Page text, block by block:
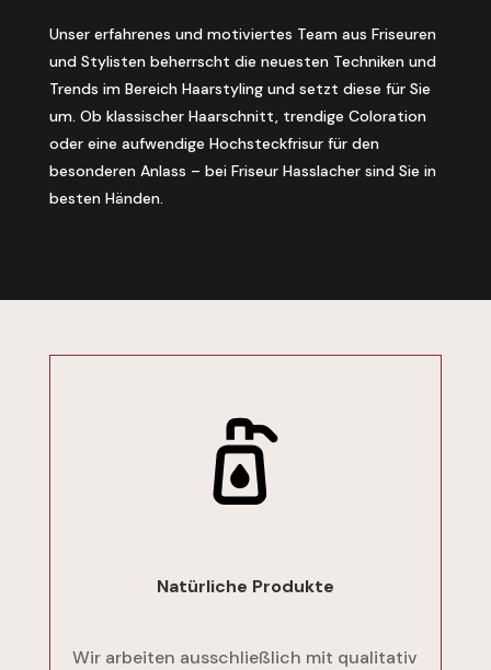
Unser erfahrenes und motiviertes Team aus Friseuren
und Stylisten beherrscht die neuesten Techniken und
Trends im Bereich Haarstyling und setzt diese für Sie
um. Ob klassischer Haarschnitt, trendige Coloration
oder eine aufwendige Hochsteckfrisur für den
besonderen Anlass – bei Friseur Hasslacher sind Sie in
besten Händen.
Natürliche Produkte
Wir arbeiten ausschließlich mit qualitativ